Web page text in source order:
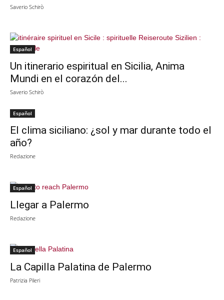
Saverio Schirò
Español
Un itinerario espiritual en Sicilia, Anima
Mundi en el corazón del...
Saverio Schirò
Español
El clima siciliano: ¿sol y mar durante todo el
año?
Redazione
Español
Llegar a Palermo
Redazione
Español
La Capilla Palatina de Palermo
Patrizia Pileri